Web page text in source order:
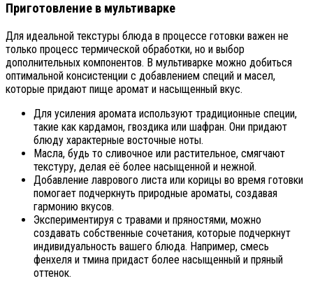
Приготовление в мультиварке
Для идеальной текстуры блюда в процессе готовки важен не
только процесс термической обработки, но и выбор
дополнительных компонентов. В мультиварке можно добиться
оптимальной консистенции с добавлением специй и масел,
которые придают пище аромат и насыщенный вкус.
Для усиления аромата используют традиционные специи,
такие как кардамон, гвоздика или шафран. Они придают
блюду характерные восточные ноты.
Масла, будь то сливочное или растительное, смягчают
текстуру, делая её более насыщенной и нежной.
Добавление лаврового листа или корицы во время готовки
помогает подчеркнуть природные ароматы, создавая
гармонию вкусов.
Экспериментируя с травами и пряностями, можно
создавать собственные сочетания, которые подчеркнут
индивидуальность вашего блюда. Например, смесь
фенхеля и тмина придаст более насыщенный и пряный
оттенок.